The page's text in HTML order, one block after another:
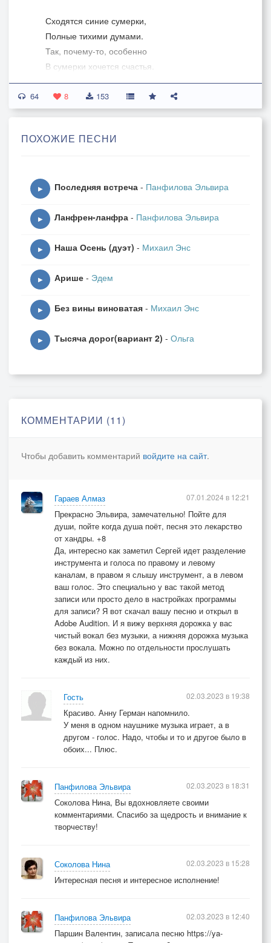
Сходятся синие сумерки,
Полные тихими думами.
Так, почему-то, особенно
В сумерки хочется счастья.
Хочется счастья тревожного,
Звонкого, неосторожного.
Что ж ты его теряешь?
В сумерки хочется счастья.
С ветром секретами делится.
Может, ты всё угадаешь?
Тают, необыкновенные…
Может быть, ты не знаешь –
Ты улыбнулся доверчиво,
Ты наконец улыбнулся.
Как они славно придумали!
Входит на цыпочках счастье…
64 8 153
ПОХОЖИЕ ПЕСНИ
▶ Последняя встреча - Панфилова Эльвира
▶ Ланфрен-ланфра - Панфилова Эльвира
▶ Наша Осень (дуэт) - Михаил Энс
▶ Арише - Эдем
▶ Без вины виноватая - Михаил Энс
▶ Тысяча дорог(вариант 2) - Ольга
КОММЕНТАРИИ (11)
Чтобы добавить комментарий войдите на сайт.
Гараев Алмаз
Прекрасно Эльвира, замечательно! Пойте для
души, пойте когда душа поёт, песня это лекарство
от хандры. +8
Да, интересно как заметил Сергей идет разделение
инструмента и голоса по правому и левому
каналам, в правом я слышу инструмент, а в левом
ваш голос. Это специально у вас такой метод
записи или просто дело в настройках программы
для записи? Я вот скачал вашу песню и открыл в
Adobe Audition. И я вижу верхняя дорожка у вас
чистый вокал без музыки, а нижняя дорожка музыка
без вокала. Можно по отдельности прослушать
каждый из них.
07.01.2024 в 12:21
Гость
Красиво. Анну Герман напомнило.
У меня в одном наушнике музыка играет, а в
другом - голос. Надо, чтобы и то и другое было в
обоих... Плюс.
02.03.2023 в 19:38
Панфилова Эльвира
Соколова Нина, Вы вдохновляете своими
комментариями. Спасибо за щедрость и внимание к
творчеству!
02.03.2023 в 18:31
Соколова Нина
Интересная песня и интересное исполнение!
02.03.2023 в 15:28
Панфилова Эльвира
Паршин Валентин, записала песню https://ya-
02.03.2023 в 12:40